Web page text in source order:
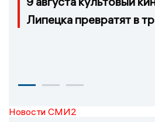
Липецка превратят в
Новости СМИ2